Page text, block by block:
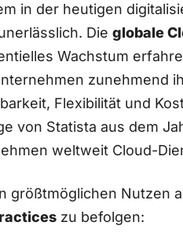
‌in der heutigen
Die globale
Wachstum
zunehmend
Flexibilität ⁢und
von ‍Statista aus dem
weltweit Cloud-
größtmöglichen Nutzen
zu⁣ befolgen: